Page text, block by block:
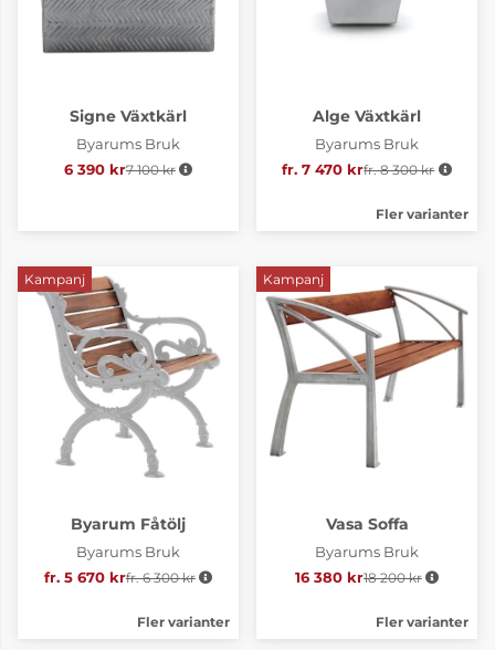
Signe Växtkärl
Byarums Bruk
6 390 krOrdinarie pris:
7 100 kr
Alge Växtkärl
Byarums Bruk
fr. 7 470 krOrdinarie pris:
fr. 8 300 kr
Fler varianter
Kampanj
Byarum Fåtölj
Byarums Bruk
fr. 5 670 krOrdinarie pris:
fr. 6 300 kr
Fler varianter
Kampanj
Vasa Soffa
Byarums Bruk
16 380 krOrdinarie pris:
18 200 kr
Fler varianter